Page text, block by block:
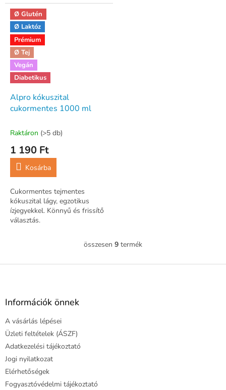
Ø Glutén
Ø Laktóz
Prémium
Ø Tej
Vegán
Diabetikus
Alpro kókuszital
cukormentes 1000 ml
Raktáron (>5 db)
1 190 Ft
Kosárba
Cukormentes tejmentes
kókuszital lágy, egzotikus
ízjegyekkel. Könnyű és frissítő
választás.
L
s
összesen 9 termék
L
Információk önnek
A vásárlás lépései
Üzleti feltételek (ÁSZF)
Adatkezelési tájékoztató
Jogi nyilatkozat
Elérhetőségek
Fogyasztóvédelmi tájékoztató